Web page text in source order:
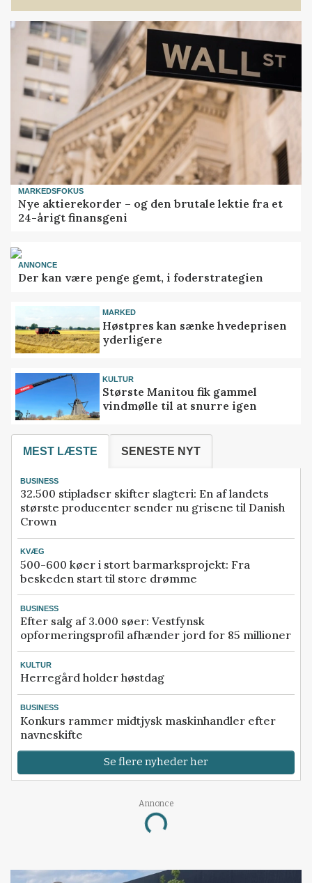
MARKEDSFOKUS
Nye aktierekorder – og den brutale lektie fra et
24-årigt finansgeni
ANNONCE
Der kan være penge gemt, i foderstrategien
MARKED
Høstpres kan sænke hvedeprisen
yderligere
KULTUR
Største Manitou fik gammel
vindmølle til at snurre igen
MEST LÆSTE SENESTE NYT
BUSINESS
32.500 stipladser skifter slagteri: En af landets
største producenter sender nu grisene til Danish
Crown
KVÆG
500-600 køer i stort barmarksprojekt: Fra
beskeden start til store drømme
BUSINESS
Efter salg af 3.000 søer: Vestfynsk
opformeringsprofil afhænder jord for 85 millioner
KULTUR
Herregård holder høstdag
BUSINESS
Konkurs rammer midtjysk maskinhandler efter
navneskifte
Se flere nyheder her
Annonce
Loading...